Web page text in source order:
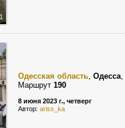
Одесская область, Одесса,
Маршрут 190
8 июня 2023 г., четверг
Автор: ariss_ka